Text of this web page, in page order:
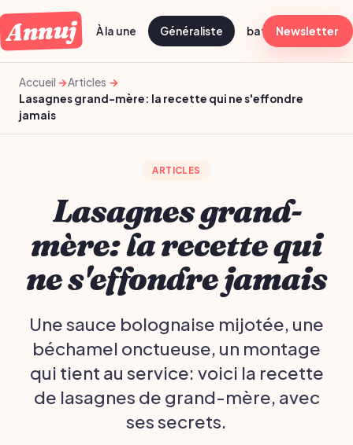
Annuj À la une Généraliste batch cooking
Newsletter
Accueil
Articles
Lasagnes grand-mère: la recette qui ne s'effondre
jamais
ARTICLES
Lasagnes grand-
mère: la recette qui
ne s'effondre jamais
Une sauce bolognaise mijotée, une
béchamel onctueuse, un montage
qui tient au service: voici la recette
de lasagnes de grand-mère, avec
ses secrets.